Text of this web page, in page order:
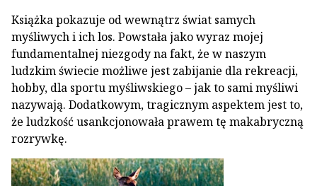
Książka pokazuje od wewnątrz świat samych
myśliwych i ich los. Powstała jako wyraz mojej
fundamentalnej niezgody na fakt, że w naszym
ludzkim świecie możliwe jest zabijanie dla rekreacji,
hobby, dla sportu myśliwskiego – jak to sami myśliwi
nazywają. Dodatkowym, tragicznym aspektem jest to,
że ludzkość usankcjonowała prawem tę makabryczną
rozrywkę.